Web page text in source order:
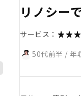
リノシー
サービス：
50代前半 / 年